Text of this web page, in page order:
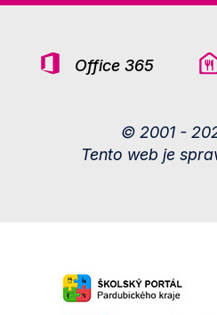
Office 365
© 2001 -
Tento web je